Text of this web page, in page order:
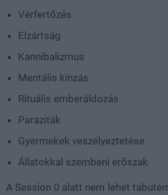
Vérfertőzés
Elzártság
Kannibalizmus
Mentális kínzás
Rituális emberáldozás
Paraziták
Gyermekek veszélyeztetése
Állatokkal szembeni erőszak
A Session 0 alatt nem lehet